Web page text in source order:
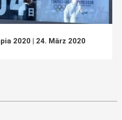
2020 | 24. März 2020